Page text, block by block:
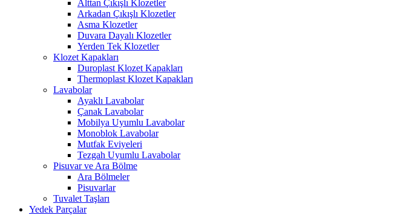
Alttan Çıkışlı Klozetler
Arkadan Çıkışlı Klozetler
Asma Klozetler
Duvara Dayalı Klozetler
Yerden Tek Klozetler
Klozet Kapakları
Duroplast Klozet Kapakları
Thermoplast Klozet Kapakları
Lavabolar
Ayaklı Lavabolar
Çanak Lavabolar
Mobilya Uyumlu Lavabolar
Monoblok Lavabolar
Mutfak Eviyeleri
Tezgah Uyumlu Lavabolar
Pisuvar ve Ara Bölme
Ara Bölmeler
Pisuvarlar
Tuvalet Taşları
Yedek Parçalar